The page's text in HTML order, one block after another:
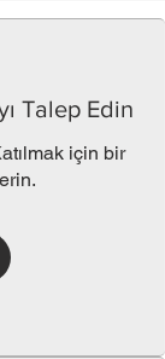
Talep Edin
için bir